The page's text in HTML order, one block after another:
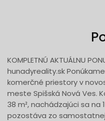
KOMPLETNÚ AKTUÁLNU
hunadyreality.sk Ponúkame
komerčné priestory v
meste Spišská Nová Ves.
38 m², nachádzajúci sa na
pozostáva zo